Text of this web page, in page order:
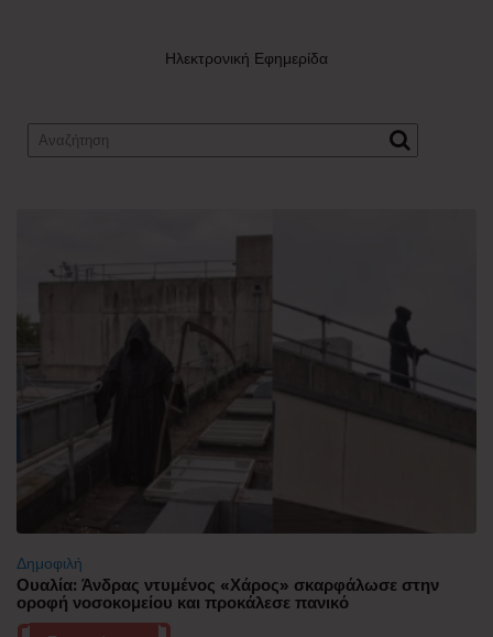
Ηλεκτρονική Εφημερίδα
Δημοφιλή
Ουαλία: Άνδρας ντυμένος «Χάρος» σκαρφάλωσε στην
οροφή νοσοκομείου και προκάλεσε πανικό